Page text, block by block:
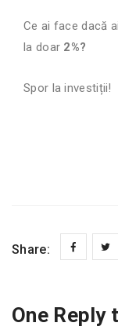
Ce ai face dacă
la doar 2%?
Spor la investiții!
Share:
One Reply